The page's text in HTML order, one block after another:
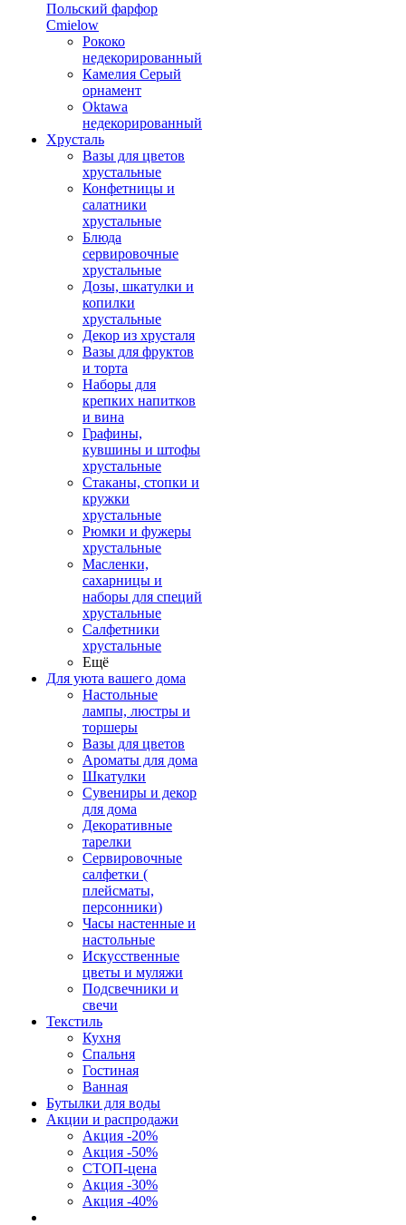
Польский фарфор
Сmielow
Рококо
недекорированный
Камелия Серый
орнамент
Oktawa
недекорированный
Хрусталь
Вазы для цветов
хрустальные
Конфетницы и
салатники
хрустальные
Блюда
сервировочные
хрустальные
Дозы, шкатулки и
копилки
хрустальные
Декор из хрусталя
Вазы для фруктов
и торта
Наборы для
крепких напитков
и вина
Графины,
кувшины и штофы
хрустальные
Стаканы, стопки и
кружки
хрустальные
Рюмки и фужеры
хрустальные
Масленки,
сахарницы и
наборы для специй
хрустальные
Салфетники
хрустальные
Ещё
Для уюта вашего дома
Настольные
лампы, люстры и
торшеры
Вазы для цветов
Ароматы для дома
Шкатулки
Сувениры и декор
для дома
Декоративные
тарелки
Сервировочные
салфетки (
плейсматы,
персонники)
Часы настенные и
настольные
Искусственные
цветы и муляжи
Подсвечники и
свечи
Текстиль
Кухня
Спальня
Гостиная
Ванная
Бутылки для воды
Акции и распродажи
Акция -20%
Акция -50%
СТОП-цена
Акция -30%
Акция -40%